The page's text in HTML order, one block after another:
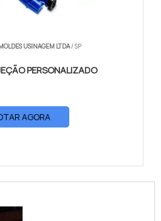
USINAGEM LTDA/ SP
PERSONALIZADO
AGORA